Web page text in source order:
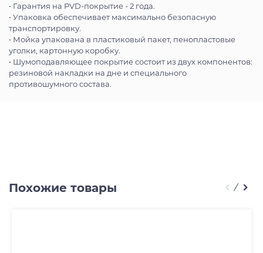
• Гарантия на PVD-покрытие - 2 года.
• Упаковка обеспечивает максимально безопасную
транспортировку.
• Мойка упакована в пластиковый пакет, пенопластовые
уголки, картонную коробку.
• Шумоподавляющее покрытие состоит из двух компонентов:
резиновой накладки на дне и специального
противошумного состава.
Похожие товары